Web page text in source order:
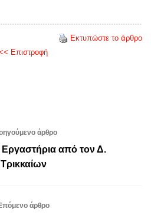
Εκτυπώστε το άρθρο
Επιστροφή
άρθρο
Εργαστήρια από τον Δ.
Τρικκαίων
άρθρο